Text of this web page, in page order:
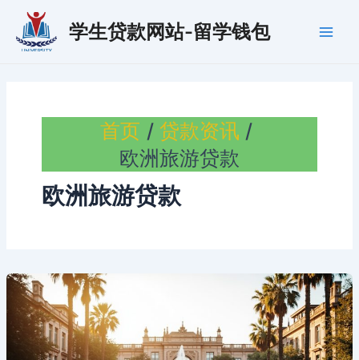
学生贷款网站-留学钱包
首页
贷款资讯
欧洲旅游贷款
欧洲旅游贷款